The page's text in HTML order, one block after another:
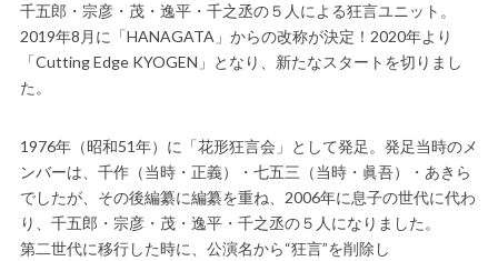
千五郎・宗彦・茂・逸平・千之丞の５人による狂言ユニット。
2019年8月に「HANAGATA」からの改称が決定！2020年より
「Cutting Edge KYOGEN」となり、新たなスタートを切りまし
た。
1976年（昭和51年）に「花形狂言会」として発足。発足当時のメ
ンバーは、千作（当時・正義）・七五三（当時・眞吾）・あきら
でしたが、その後編纂に編纂を重ね、2006年に息子の世代に代わ
り、千五郎・宗彦・茂・逸平・千之丞の５人になりました。
第二世代に移行した時に、公演名から“狂言”を削除し